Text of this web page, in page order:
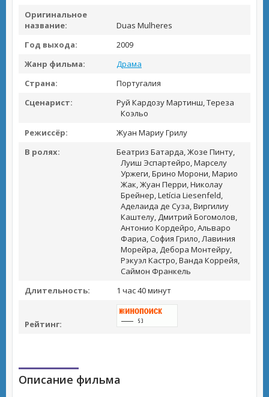
Оригинальное
название:
Duas Mulheres
Год выхода:
2009
Жанр фильма:
Драма
Страна:
Португалия
Сценарист:
Руй Кардозу Мартинш, Тереза
Коэльо
Режиссёр:
Жуан Мариу Грилу
В ролях:
Беатриз Батарда, Жозе Пинту,
Луиш Эспартейро, Марселу
Уржеги, Брино Морони, Марио
Жак, Жуан Перри, Николау
Брейнер, Letícia Liesenfeld,
Аделаида де Суза, Виргилиу
Каштелу, Дмитрий Богомолов,
Антонио Кордейро, Альваро
Фариа, София Грило, Лавиния
Морейра, Дебора Монтейру,
Рэкуэл Кастро, Ванда Коррейя,
Саймон Франкель
Длительность:
1 час 40 минут
Рейтинг:
Описание фильма